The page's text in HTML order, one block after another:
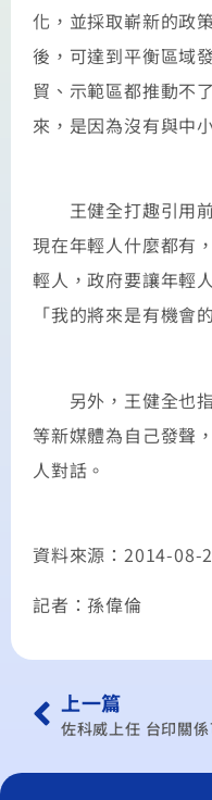
化，並採取嶄新的政
後，可達到平衡區域
貿、示範區都推動不
來，是因為沒有與中
王健全打趣引用前
現在年輕人什麼都有
輕人，政府要讓年輕
「我的將來是有機會
另外，王健全也指
等新媒體為自己發聲
人對話。
資料來源：2014-08-
記者：孫偉倫
上一篇